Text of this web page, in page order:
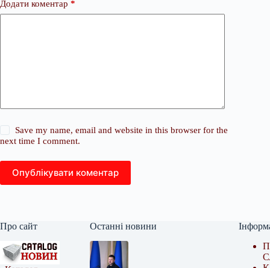
Додати коментар *
Save my name, email and website in this browser for the
next time I comment.
Опублікувати коментар
Про сайт Останні новини